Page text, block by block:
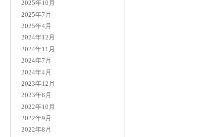
2025年10月
2025年7月
2025年4月
2024年12月
2024年11月
2024年7月
2024年4月
2023年12月
2023年8月
2022年10月
2022年9月
2022年8月